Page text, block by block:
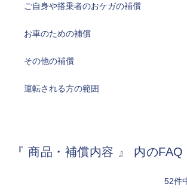
ご自身や搭乗者のおケガの補償
お車のための補償
その他の補償
運転される方の範囲
『 商品・補償内容 』 内のFAQ
52件